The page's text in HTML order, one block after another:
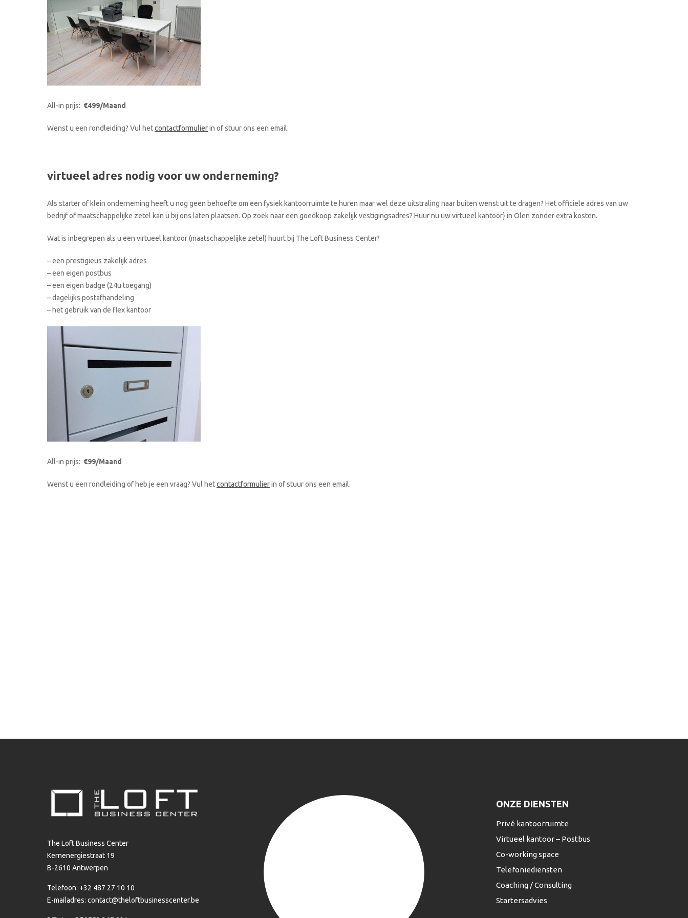
All-in prijs: €499/Maand
Wenst u een rondleiding? Vul hetcontactformulierin of stuur ons een email.
virtueel adres nodig voor uw onderneming?
Als starter of klein onderneming heeft u nog geen behoefte om een fysiek kantoorruimte te huren maar wel deze uitstraling naar buiten wenst uit te dragen? Het officiele adres van uw
bedrijf of maatschappelijke zetel kan u bij ons laten plaatsen. Op zoek naar een goedkoop zakelijk vestigingsadres? Huur nu uw virtueel kantoor} in Olen zonder extra kosten.
Wat is inbegrepen als u een virtueel kantoor (maatschappelijke zetel) huurt bij The Loft Business Center?
– een prestigieus zakelijk adres
– een eigen postbus
– een eigen badge (24u toegang)
– dagelijks postafhandeling
– het gebruik van de flex kantoor
All-in prijs: €99/Maand
Wenst u een rondleiding of heb je een vraag? Vul hetcontactformulierin of stuur ons een email.
The Loft Business Center
Kernenergiestraat 19
B-2610 Antwerpen
Telefoon: +32 487 27 10 10
E-mailadres: contact@theloftbusinesscenter.be
ONZE DIENSTEN
Privé kantoorruimte
Virtueel kantoor – Postbus
Co-working space
Telefoniediensten
Coaching / Consulting
Startersadvies